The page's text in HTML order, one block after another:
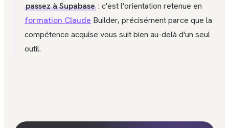
passez à Supabase : c'est l'orientation retenue en
formation Claude Builder, précisément parce que la
compétence acquise vous suit bien au-delà d'un seul
outil.